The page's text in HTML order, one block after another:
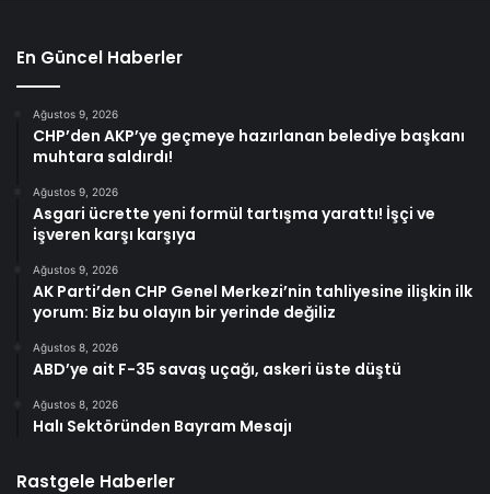
En Güncel Haberler
Ağustos 9, 2026
CHP’den AKP’ye geçmeye hazırlanan belediye başkanı
muhtara saldırdı!
Ağustos 9, 2026
Asgari ücrette yeni formül tartışma yarattı! İşçi ve
işveren karşı karşıya
Ağustos 9, 2026
AK Parti’den CHP Genel Merkezi’nin tahliyesine ilişkin ilk
yorum: Biz bu olayın bir yerinde değiliz
Ağustos 8, 2026
ABD’ye ait F-35 savaş uçağı, askeri üste düştü
Ağustos 8, 2026
Halı Sektöründen Bayram Mesajı
Rastgele Haberler